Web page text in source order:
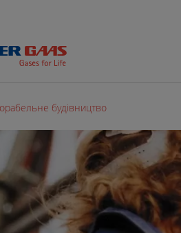
будівництво